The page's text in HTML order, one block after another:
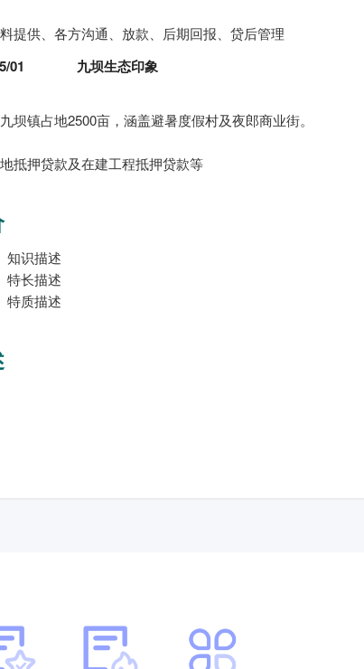
提供、各方沟通、放款、后期回报、贷后管理
01 九坝生态印象
坝镇占地2500亩，涵盖避暑度假村及夜郎商业街。
抵押贷款及在建工程抵押贷款等
知识描述
特长描述
特质描述